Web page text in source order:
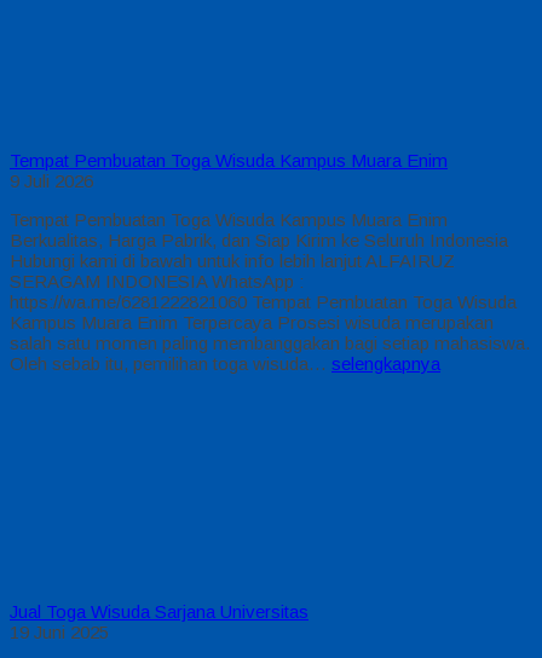
Tempat Pembuatan Toga Wisuda Kampus Muara Enim
9 Juli 2026
Tempat Pembuatan Toga Wisuda Kampus Muara Enim
Berkualitas, Harga Pabrik, dan Siap Kirim ke Seluruh Indonesia
Hubungi kami di bawah untuk info lebih lanjut ALFAIRUZ
SERAGAM INDONESIA WhatsApp :
https://wa.me/6281222821060 Tempat Pembuatan Toga Wisuda
Kampus Muara Enim Terpercaya Prosesi wisuda merupakan
salah satu momen paling membanggakan bagi setiap mahasiswa.
Oleh sebab itu, pemilihan toga wisuda… selengkapnya
Jual Toga Wisuda Sarjana Universitas
19 Juni 2025